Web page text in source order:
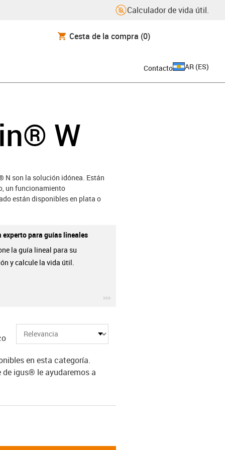
Calculador de vida útil.
Cesta de la compra (0)
Contacto AR (ES)
W
N son la solución idónea. Están
un funcionamiento
están disponibles en plata o
experto para guías lineales
la guía lineal para su
y calcule la vida útil.
en esta categoría.
igus® le ayudaremos a